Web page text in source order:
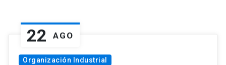
22 AGO
Organización Industrial